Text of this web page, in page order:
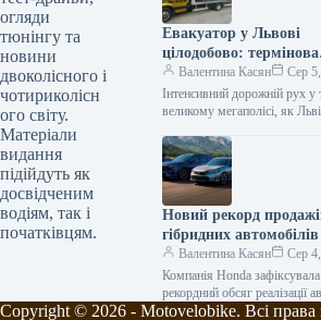
огляди
тюнінгу та
новини
двоколісного і
чотириколісн
ого світу.
Матеріали
видання
підійдуть як
досвідченим
водіям, так і
початківцям.
Евакуатор у Львові
цілодобово: термінова
автодопомога від Gold
Evakuator
Валентина Касян
Сер
Інтенсивний дорожній рух у
великому мегаполісі, як
ситуаціями, поломками або
подібних випадках водієві…
Новий рекорд
гібридних
у Сполучених Штатах.
Валентина Касян
Сер
Компанія Honda зафіксувала
рекордний обсяг реалізації
з гібридними силовими
Copyright © 2026 - Motovelobike. Всі права